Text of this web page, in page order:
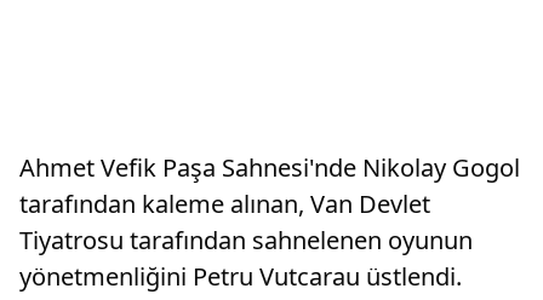
Ahmet Vefik Paşa Sahnesi'nde Nikolay Gogol
tarafından kaleme alınan, Van Devlet
Tiyatrosu tarafından sahnelenen oyunun
yönetmenliğini Petru Vutcarau üstlendi.